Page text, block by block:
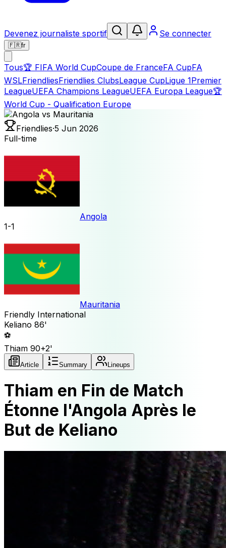
Devenez journaliste sportif Se connecter
🇫🇷fr
Tous🏆 FIFA World CupCoupe de FranceFA CupFA
WSLFriendliesFriendlies ClubsLeague CupLigue 1Premier
LeagueUEFA Champions LeagueUEFA Europa League🏆
World Cup - Qualification Europe
Friendlies·5 Jun 2026
Full-time
Angola
1-1
Mauritania
Friendly International
Keliano 86'
⚽
Thiam 90+2'
Article Summary Lineups
Thiam en Fin de Match
Étonne l'Angola Après le
But de Keliano